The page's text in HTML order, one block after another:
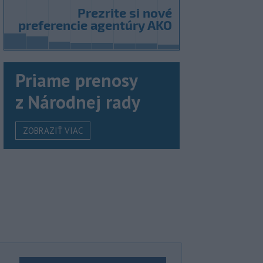
Priame prenosy
z Národnej rady
ZOBRAZIŤ VIAC